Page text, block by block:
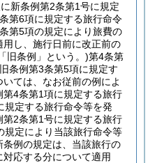
新条例第2条第1号に規定
第6項に規定する旅行命令
第5項の規定により旅費の
し、施行日前に改正前の
旧条例」という。)第4条第
条例第3条第5項に規定す
ては、なお従前の例によ
4条第1項に規定する旅行
規定する旅行命令等を発
第2条第1号に規定する旅行
規定により当該旅行命令等
例の規定は、当該旅行の
応する分について適用